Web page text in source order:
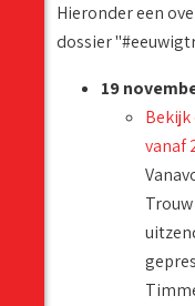
Hieronder een
dossier
19
vanaf